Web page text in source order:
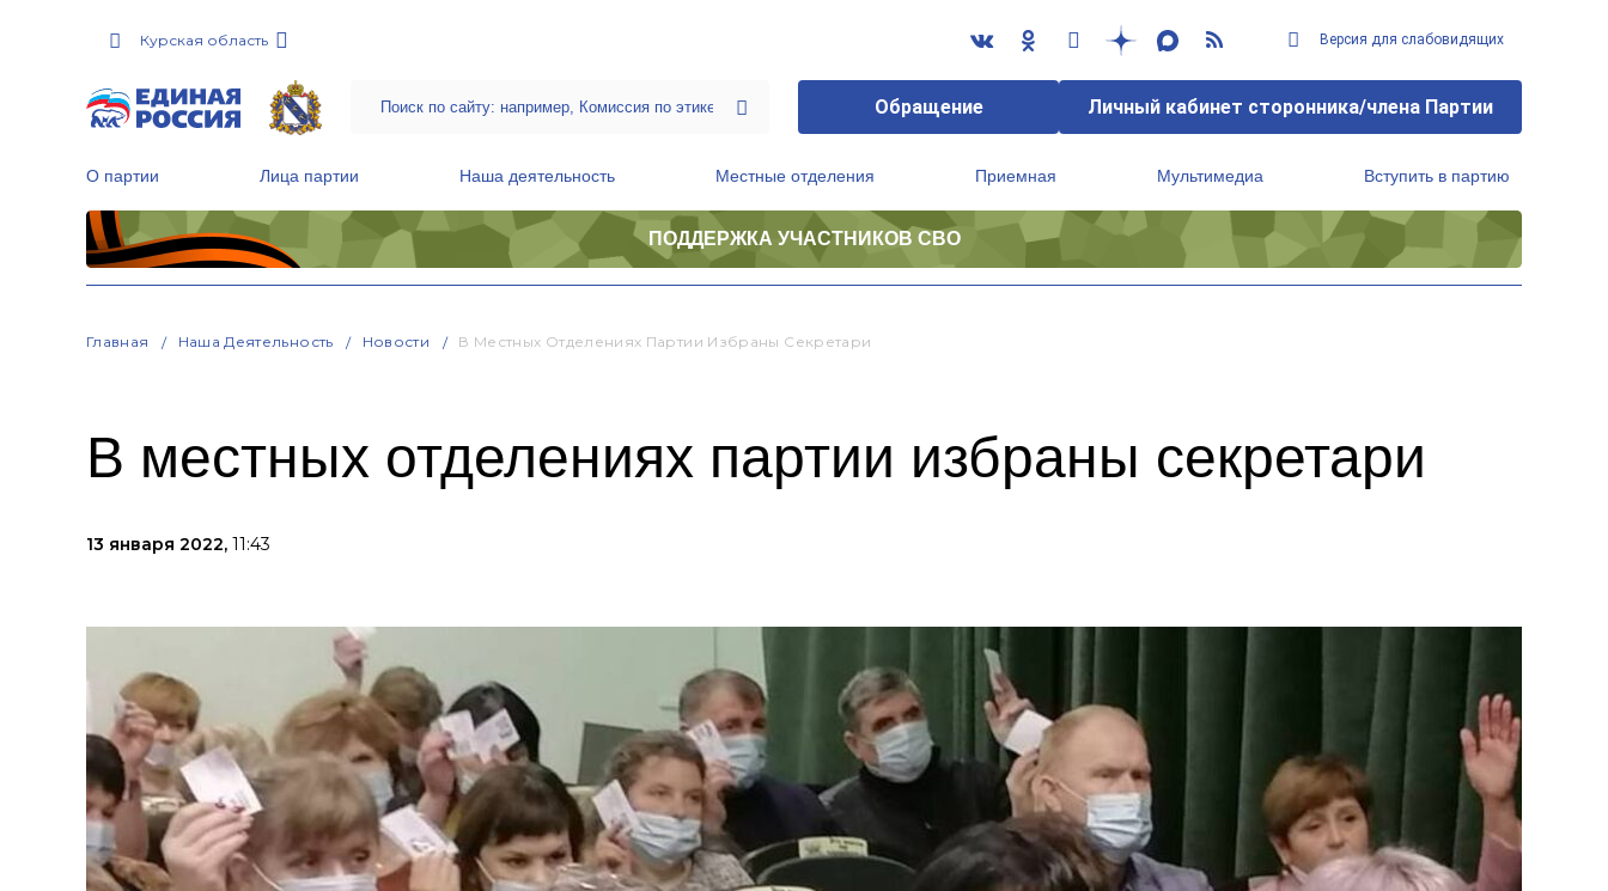
Курская область Версия для слабовидящих
Обращение Личный кабинет сторонника/члена Партии
О партии Лица партии Наша деятельность Местные отделения Приемная Мультимедиа Вступить в партию
ПОДДЕРЖКА УЧАСТНИКОВ СВО
Главная Наша Деятельность Новости В Местных Отделениях Партии Избраны Секретари
В местных отделениях партии избраны секретари
13 января 2022, 11:43